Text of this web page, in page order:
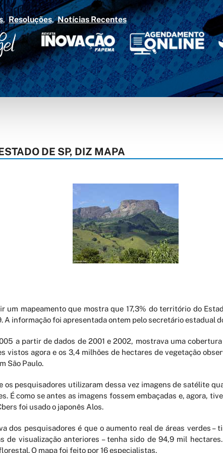
Resoluções Notícias Recentes
DE SP, DIZ MAPA
um mapeamento que mostra que 17,3% do território do
A informação foi apresentada ontem pelo secretário estadual
a partir de dados de 2001 e 2002, mostrava uma
vistos agora e os 3,4 milhões de hectares de vegetação
São Paulo.
os pesquisadores utilizaram dessa vez imagens de satélite
É como se antes as imagens fossem embaçadas e, agora,
foi usado o japonês Alos.
dos pesquisadores é que o aumento real de áreas verdes –
de visualização anteriores – tenha sido de 94,9 mil
O mapa foi feito por 16 especialistas.